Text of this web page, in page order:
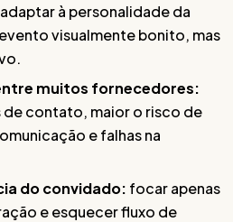
à personalidade da
visualmente bonito, mas
muitos fornecedores:
de contato, maior o risco de
e falhas na
do convidado: focar apenas
e esquecer fluxo de